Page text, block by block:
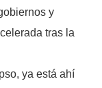
y
tras la
ya está ahí